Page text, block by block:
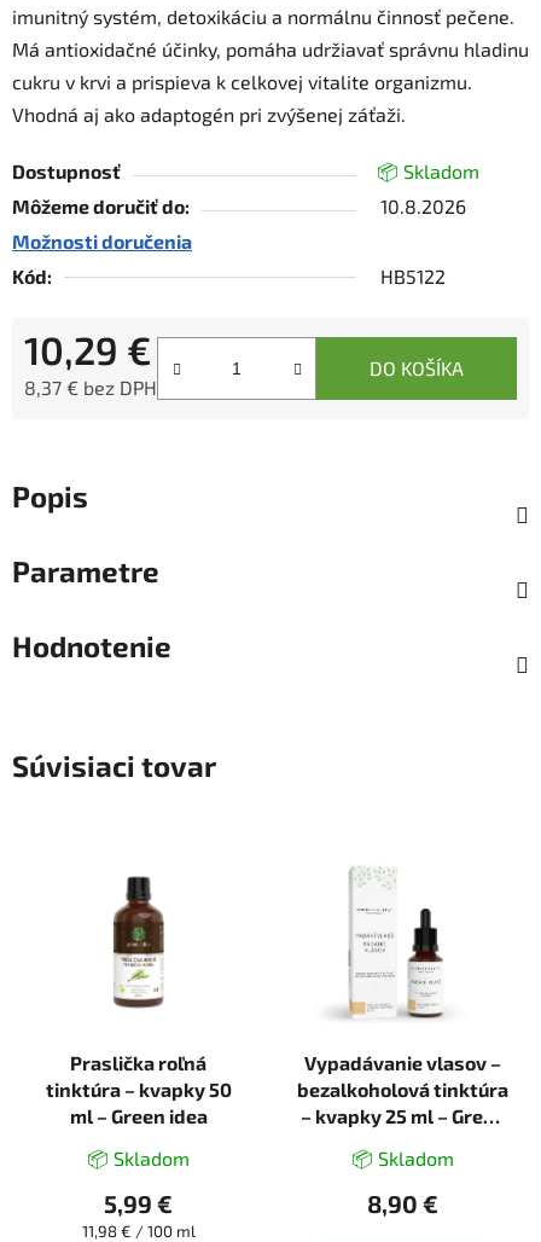
imunitný systém, detoxikáciu a normálnu činnosť pečene.
Má antioxidačné účinky, pomáha udržiavať správnu hladinu
cukru v krvi a prispieva k celkovej vitalite organizmu.
Vhodná aj ako adaptogén pri zvýšenej záťaži.
Dostupnosť
📦 Skladom
Môžeme doručiť do:
10.8.2026
Možnosti doručenia
Kód:
HB5122
10,29 €
8,37 € bez DPH
DO KOŠÍKA
Popis
Parametre
Hodnotenie
Súvisiaci tovar
Praslička roľná
tinktúra – kvapky 50
ml – Green idea
📦 Skladom
5,99 €
Jednotková
11,98 € / 100 ml
Vypadávanie vlasov –
bezalkoholová tinktúra
– kvapky 25 ml – Green
📦 Skladom
8,90 €